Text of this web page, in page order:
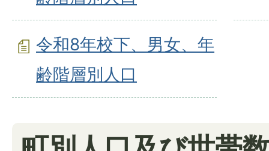
令和8年校下、男女、年
齢階層別人口